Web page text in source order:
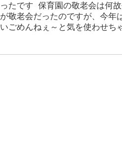
ったです 保育園の敬老会は何
が敬老会だったのですが、今年
いごめんねぇ～と気を使わせ